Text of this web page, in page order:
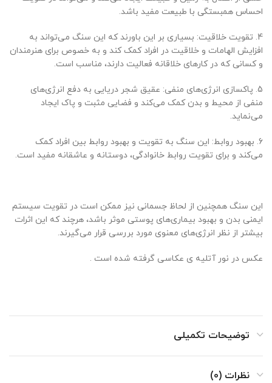
احساس همبستگی با طبیعت مفید باشد.
4. تقویت خلاقیت: بسیاری بر این باورند که این سنگ می‌تواند به
افزایش الهامات و خلاقیت در افراد کمک کند و به خصوص برای هنرمندان
و کسانی که در کارهای خلاقانه فعالیت دارند، مناسب است.
5. پاکسازی انرژی‌های منفی: عقیق شجر دریایی به دفع انرژی‌های
منفی از محیط و بدن کمک می‌کند و فضایی مثبت و پاک ایجاد
می‌نماید.
6. بهبود روابط: این سنگ به تقویت و بهبود روابط بین افراد کمک
می‌کند و برای تقویت روابط خانوادگی، دوستانه و عاشقانه مفید است.
این سنگ همچنین از لحاظ جسمانی نیز ممکن است در تقویت سیستم
ایمنی بدن و بهبود بیماری‌های پوستی موثر باشد، هرچند که این اثرات
بیشتر از نظر انرژی‌های معنوی مورد بررسی قرار می‌گیرند.
عکس در نور آتلیه ی عکاسی گرفته شده است .
توضیحات تکمیلی
نظرات (0)